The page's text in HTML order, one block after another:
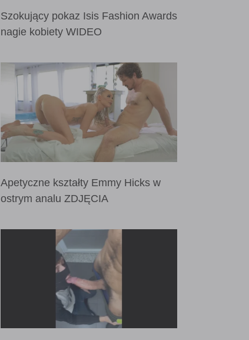
Szokujący pokaz Isis Fashion Awards
nagie kobiety WIDEO
Apetyczne kształty Emmy Hicks w
ostrym analu ZDJĘCIA